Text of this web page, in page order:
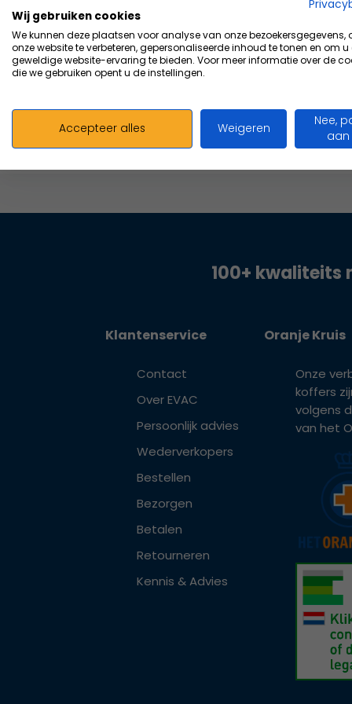
Vergelijk
20,13Excl.
100+ kwaliteits
Klantenservice
Contact
Over EVAC
Persoonlijk advies
Wederverkopers
Bestellen
Bezorgen
Betalen
Retourneren
Kennis & Advies
Oranje Kruis
Onze
koffers
volgens
van het
Wij gebruiken cookies
We kunnen deze plaatsen voor analyse van onze bezoekersgegevens,
onze website te verbeteren, gepersonaliseerde inhoud te tonen en om u
geweldige website-ervaring te bieden. Voor meer informatie over de
die we gebruiken opent u de instellingen.
Accepteer alles Weigeren
Nee,
aan